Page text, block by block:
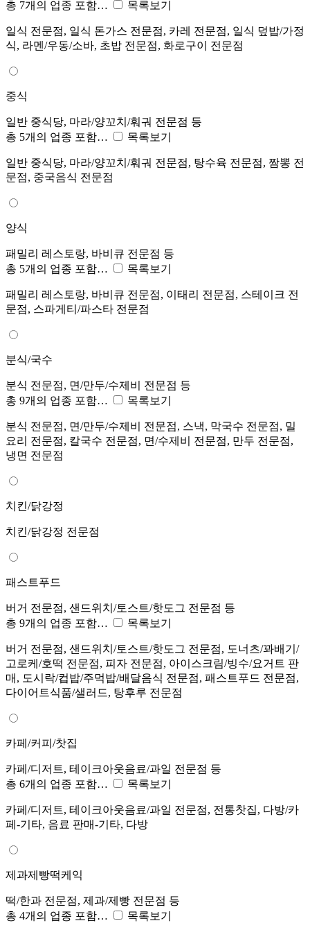
총 7개의 업종 포함… 목록보기
일식 전문점, 일식 돈가스 전문점, 카레 전문점, 일식 덮밥/가정
식, 라멘/우동/소바, 초밥 전문점, 화로구이 전문점
중식
일반 중식당, 마라/양꼬치/훠궈 전문점 등
총 5개의 업종 포함…
목록보기
일반 중식당, 마라/양꼬치/훠궈 전문점, 탕수육 전문점, 짬뽕 전
문점, 중국음식 전문점
양식
패밀리 레스토랑, 바비큐 전문점 등
총 5개의 업종 포함…
목록보기
패밀리 레스토랑, 바비큐 전문점, 이태리 전문점, 스테이크 전
문점, 스파게티/파스타 전문점
분식/국수
분식 전문점, 면/만두/수제비 전문점 등
총 9개의 업종 포함…
목록보기
분식 전문점, 면/만두/수제비 전문점, 스낵, 막국수 전문점, 밀
요리 전문점, 칼국수 전문점, 면/수제비 전문점, 만두 전문점,
냉면 전문점
치킨/닭강정
치킨/닭강정 전문점
패스트푸드
버거 전문점, 샌드위치/토스트/핫도그 전문점 등
총 9개의 업종 포함…
목록보기
버거 전문점, 샌드위치/토스트/핫도그 전문점, 도너츠/꽈배기/
고로케/호떡 전문점, 피자 전문점, 아이스크림/빙수/요거트 판
매, 도시락/컵밥/주먹밥/배달음식 전문점, 패스트푸드 전문점,
다이어트식품/샐러드, 탕후루 전문점
카페/커피/찻집
카페/디저트, 테이크아웃음료/과일 전문점 등
총 6개의 업종 포함…
목록보기
카페/디저트, 테이크아웃음료/과일 전문점, 전통찻집, 다방/카
페-기타, 음료 판매-기타, 다방
제과제빵떡케익
떡/한과 전문점, 제과/제빵 전문점 등
총 4개의 업종 포함…
목록보기